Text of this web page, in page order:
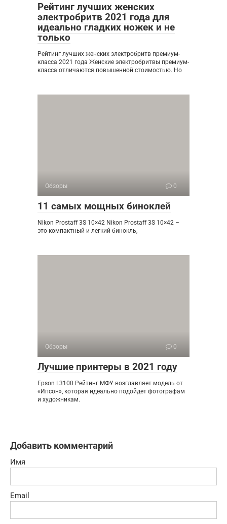
Рейтинг лучших женских
электробритв 2021 года для
идеально гладких ножек и не
только
Рейтинг лучших женских электробритв премиум-
класса 2021 года Женские электробритвы премиум-
класса отличаются повышенной стоимостью. Но
Обзоры 0
11 самых мощных биноклей
Nikon Prostaff 3S 10×42 Nikon Prostaff 3S 10×42 –
это компактный и легкий бинокль,
Обзоры 0
Лучшие принтеры в 2021 году
Epson L3100 Рейтинг МФУ возглавляет модель от
«Ипсон», которая идеально подойдет фотографам
и художникам.
Добавить комментарий
Имя
Email